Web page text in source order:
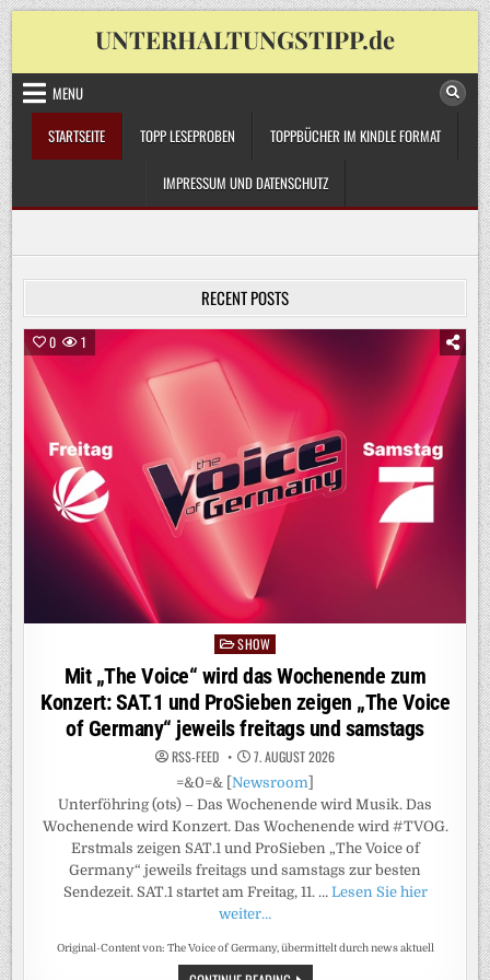
Skip
to
content
UNTERHALTUNGSTIPP.de
MENU
STARTSEITE
TOPP LESEPROBEN TOPPBÜCHER IM KINDLE FORMAT
IMPRESSUM UND DATENSCHUTZ
RECENT POSTS
0 1
Posted
in
SHOW
Mit „The Voice“ wird das Wochenende zum
Konzert: SAT.1 und ProSieben zeigen „The Voice
of Germany“ jeweils freitags und samstags
RSS-FEED 7. AUGUST 2026
=&0=& [ Newsroom
Unterföhring (ots) – Das Wochenende wird Musik. Das
Wochenende wird Konzert. Das Wochenende wird #TVOG.
Erstmals zeigen SAT.1 und ProSieben „The Voice of
Germany“ jeweils freitags und samstags zur besten
Sendezeit. SAT.1 startet am Freitag, 11. … Lesen Sie hier
weiter…
Original-Content von: The Voice of Germany, übermittelt durch news aktuell